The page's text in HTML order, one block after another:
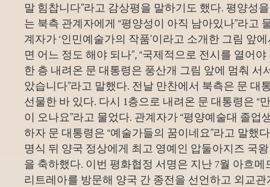
말 힘찹니다”라고 감상평을 말하기도 했다. 평양성
는 북측 관계자에게 “평양성이 아직 남아있나”라고
계자가 ‘인민예술가의 작품’이라고 소개한 그림 앞
면 어느 정도 해야 되나”, “국제적으로 전시를 열어
한 층 내려온 문 대통령은 풍산개 그림 앞에 멈춰 서
았습니다”라고 말했다. 전날 만찬에서 북측은 문 대
선물한 바 있다. 다시 1층으로 내려온 문 대통령은 “
이 오나요”라고 물었다. 관계자가 “평양예술대 졸업
하자 문 대통령은 “예술가들의 꿈이네요”라고 말했
명식 뒤 양국 정상에게 최고 영예인 압둘아지즈 국
을 축하했다. 이번 평화협정 서명은 지난 7월 아흐
리트레아를 방문해 양국 간 종전을 선언하고 외교